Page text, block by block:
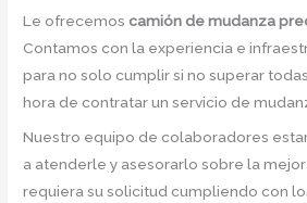
Le ofrecemos camión de mudanza
Contamos con la experiencia e
para no solo cumplir si no superar
hora de contratar un servicio de
Nuestro equipo de colaboradores
a atenderle y asesorarlo sobre la
requiera su solicitud cumpliendo con